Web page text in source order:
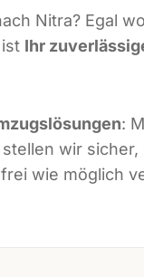
Nitra? Egal
Ihr
:
wir
wie möglich